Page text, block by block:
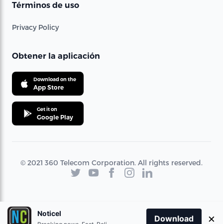
Términos de uso
Privacy Policy
Obtener la aplicación
Download on the
App Store
Get it on
Google Play
© 2021 360 Telecom Corporation. All rights reserved.
Noticel
Download ×